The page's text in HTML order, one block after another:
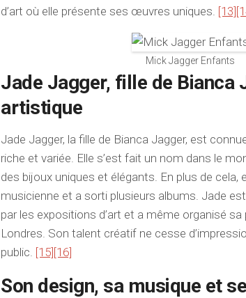
d’art où elle présente ses œuvres uniques. [13]
Mick Jagger Enfants
Jade Jagger, fille de Bianca
artistique
Jade Jagger, la fille de Bianca Jagger, est
riche et variée. Elle s’est fait un nom dans le
des bijoux uniques et élégants. En plus de cela,
musicienne et a sorti plusieurs albums. Jade
par les expositions d’art et a même organisé
Londres. Son talent créatif ne cesse
public. [15] [16]
Son design, sa musique et